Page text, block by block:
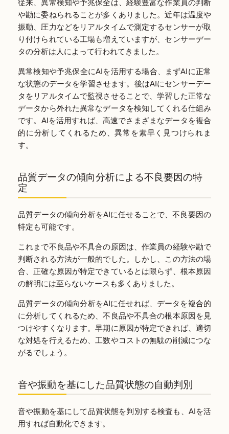
従来、異常検知や予兆保全は、経験豊富な作業員の判断
や勘に委ねられることが多くありました。近年は温度や
振動、圧力などをリアルタイムで測定するセンサーが取
り付けられている工場も増えていますが、センサーデー
タの分析は人によって行われてきました。
異常検知や予兆保全にAIを活用する場合、まずAIに正常
な状態のデータを学習させます。後はAIにセンサーデー
タをリアルタイムで監視させることで、学習した正常な
データから外れた異常なデータを検知してくれる仕組み
です。AIを活用すれば、高速でさまざまなデータを複合
的に分析してくれるため、異常を素早く見つけられま
す。
品質データの傾向分析による不良要因の特
定
品質データの傾向分析をAIに任せることで、不良要因の
特定も可能です。
これまで不良品や不具合の原因は、作業員の経験や勘で
判断される方法が一般的でした。しかし、この方法の場
合、正確な原因が特定できているとは限らず、根本原因
の解明には至らないケースも多くありました。
品質データの傾向分析をAIに任せれば、データを複合的
に分析してくれるため、不良品や不具合の根本原因を見
つけやすくなります。早期に原因が特定できれば、適切
な対処を行えるため、工数やコストの無駄の削減につな
がるでしょう。
音や振動を基にした品質状態の自動判別
音や振動を基にして品質状態を判別する検査も、AIを活
用すれば自動化できます。